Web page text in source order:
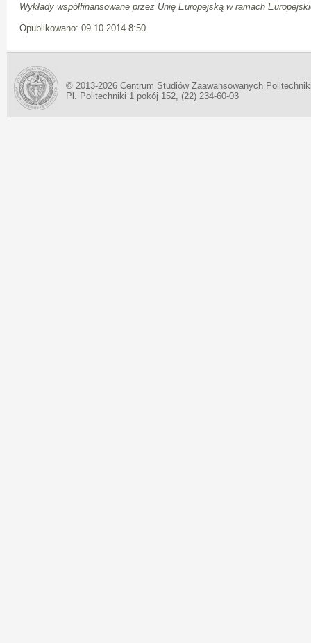
Wykłady współfinansowane przez Unię Europejską w ramach
Opublikowano: 09.10.2014 8:50
© 2013-2026 Centrum Studiów Zaawansowanych
Pl. Politechniki 1 pokój 152, (22) 234-60-03